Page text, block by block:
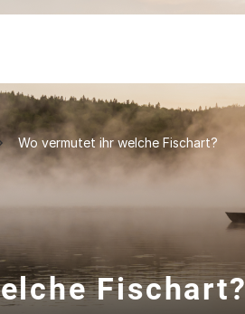
Wo vermutet ihr welche Fischart?
Fischart?